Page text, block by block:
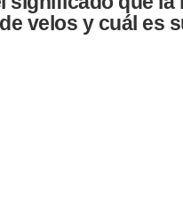
velos y cuál es